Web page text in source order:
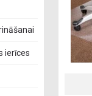
ierīces